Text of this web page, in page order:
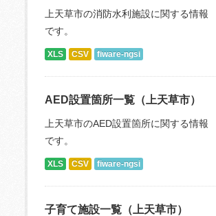
上天草市の消防水利施設に関する情報
です。
XLS CSV fiware-ngsi
AED設置箇所一覧（上天草市）
上天草市のAED設置箇所に関する情報
です。
XLS CSV fiware-ngsi
子育て施設一覧（上天草市）